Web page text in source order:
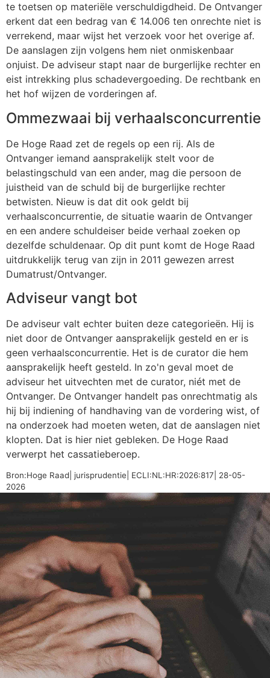
te toetsen op materiële verschuldigdheid. De Ontvanger
erkent dat een bedrag van € 14.006 ten onrechte niet is
verrekend, maar wijst het verzoek voor het overige af.
De aanslagen zijn volgens hem niet onmiskenbaar
onjuist. De adviseur stapt naar de burgerlijke rechter en
eist intrekking plus schadevergoeding. De rechtbank en
het hof wijzen de vorderingen af.
Ommezwaai bij verhaalsconcurrentie
De Hoge Raad zet de regels op een rij. Als de
Ontvanger iemand aansprakelijk stelt voor de
belastingschuld van een ander, mag die persoon de
juistheid van de schuld bij de burgerlijke rechter
betwisten. Nieuw is dat dit ook geldt bij
verhaalsconcurrentie, de situatie waarin de Ontvanger
en een andere schuldeiser beide verhaal zoeken op
dezelfde schuldenaar. Op dit punt komt de Hoge Raad
uitdrukkelijk terug van zijn in 2011 gewezen arrest
Dumatrust/Ontvanger.
Adviseur vangt bot
De adviseur valt echter buiten deze categorieën. Hij is
niet door de Ontvanger aansprakelijk gesteld en er is
geen verhaalsconcurrentie. Het is de curator die hem
aansprakelijk heeft gesteld. In zo'n geval moet de
adviseur het uitvechten met de curator, niét met de
Ontvanger. De Ontvanger handelt pas onrechtmatig als
hij bij indiening of handhaving van de vordering wist, of
na onderzoek had moeten weten, dat de aanslagen niet
klopten. Dat is hier niet gebleken. De Hoge Raad
verwerpt het cassatieberoep.
Bron:Hoge Raad| jurisprudentie| ECLI:NL:HR:2026:817| 28-05-
2026